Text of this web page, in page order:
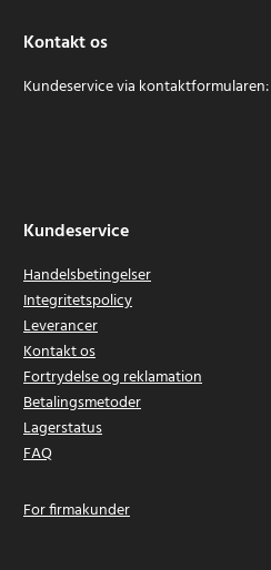
Kontakt os
Kundeservice via kontaktformularen:
Kundeservice
Handelsbetingelser
Integritetspolicy
Leverancer
Kontakt os
Fortrydelse og reklamation
Betalingsmetoder
Lagerstatus
FAQ
For firmakunder